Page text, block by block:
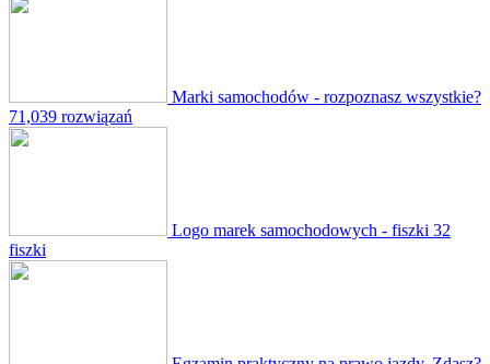
Marki samochodów - rozpoznasz wszystkie?
71,039 rozwiązań
Logo marek samochodowych - fiszki 32
fiszki